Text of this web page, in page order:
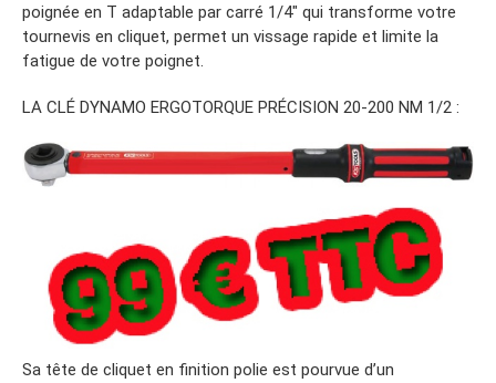
poignée en T adaptable par carré 1/4″ qui transforme votre
tournevis en cliquet, permet un vissage rapide et limite la
fatigue de votre poignet.
LA CLÉ DYNAMO ERGOTORQUE PRÉCISION 20-200 NM 1/2 :
Sa tête de cliquet en finition polie est pourvue d’un